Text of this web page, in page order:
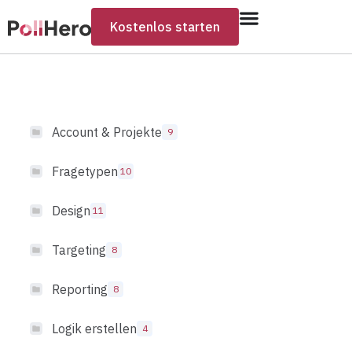
Kostenlos starten
Account & Projekte 9
Fragetypen 10
Design 11
Targeting 8
Reporting 8
Logik erstellen 4